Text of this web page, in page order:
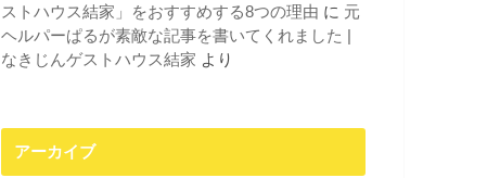
ストハウス結家」をおすすめする8つの理由 に 元
ヘルパーぱるが素敵な記事を書いてくれました |
なきじんゲストハウス結家 より
アーカイブ